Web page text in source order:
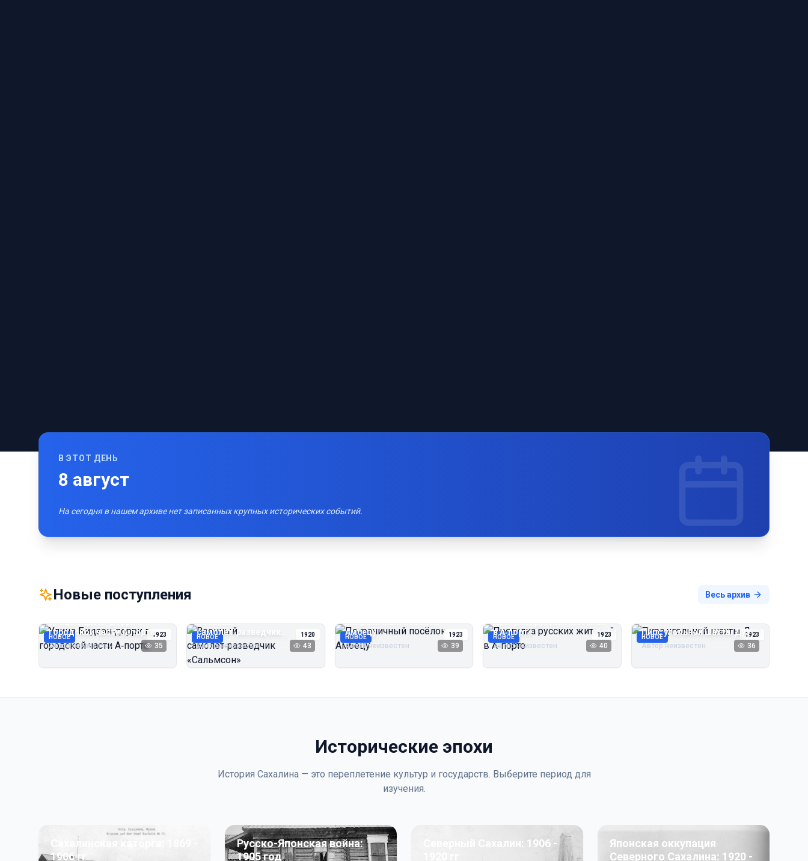
В ЭТОТ ДЕНЬ
8 август
На сегодня в нашем архиве нет записанных крупных исторических событий.
Новые поступления Весь архив
НОВОЕ 1923
Улица Бидзэн‑дорри в
городской части А‑порта
Автор неизвестен 35
НОВОЕ 1920
Военный
самолёт‑разведчик
«Сальмсон»
Автор неизвестен 43
НОВОЕ 1923
Пограничный посёлок
Амбецу
Автор неизвестен 39
НОВОЕ 1923
Прогулка русских жителей
в А‑порте
Автор неизвестен 40
НОВОЕ 1923
Пирс угольной шахты Дуэ
Автор неизвестен 36
Исторические эпохи
История Сахалина — это переплетение культур и государств. Выберите период для
изучения.
Сахалинская каторга: 1869 -
1906 гг
Русско-Японская война:
1905 год
Северный Сахалин: 1906 -
Японская оккупация
Северного Сахалина: 1920 -